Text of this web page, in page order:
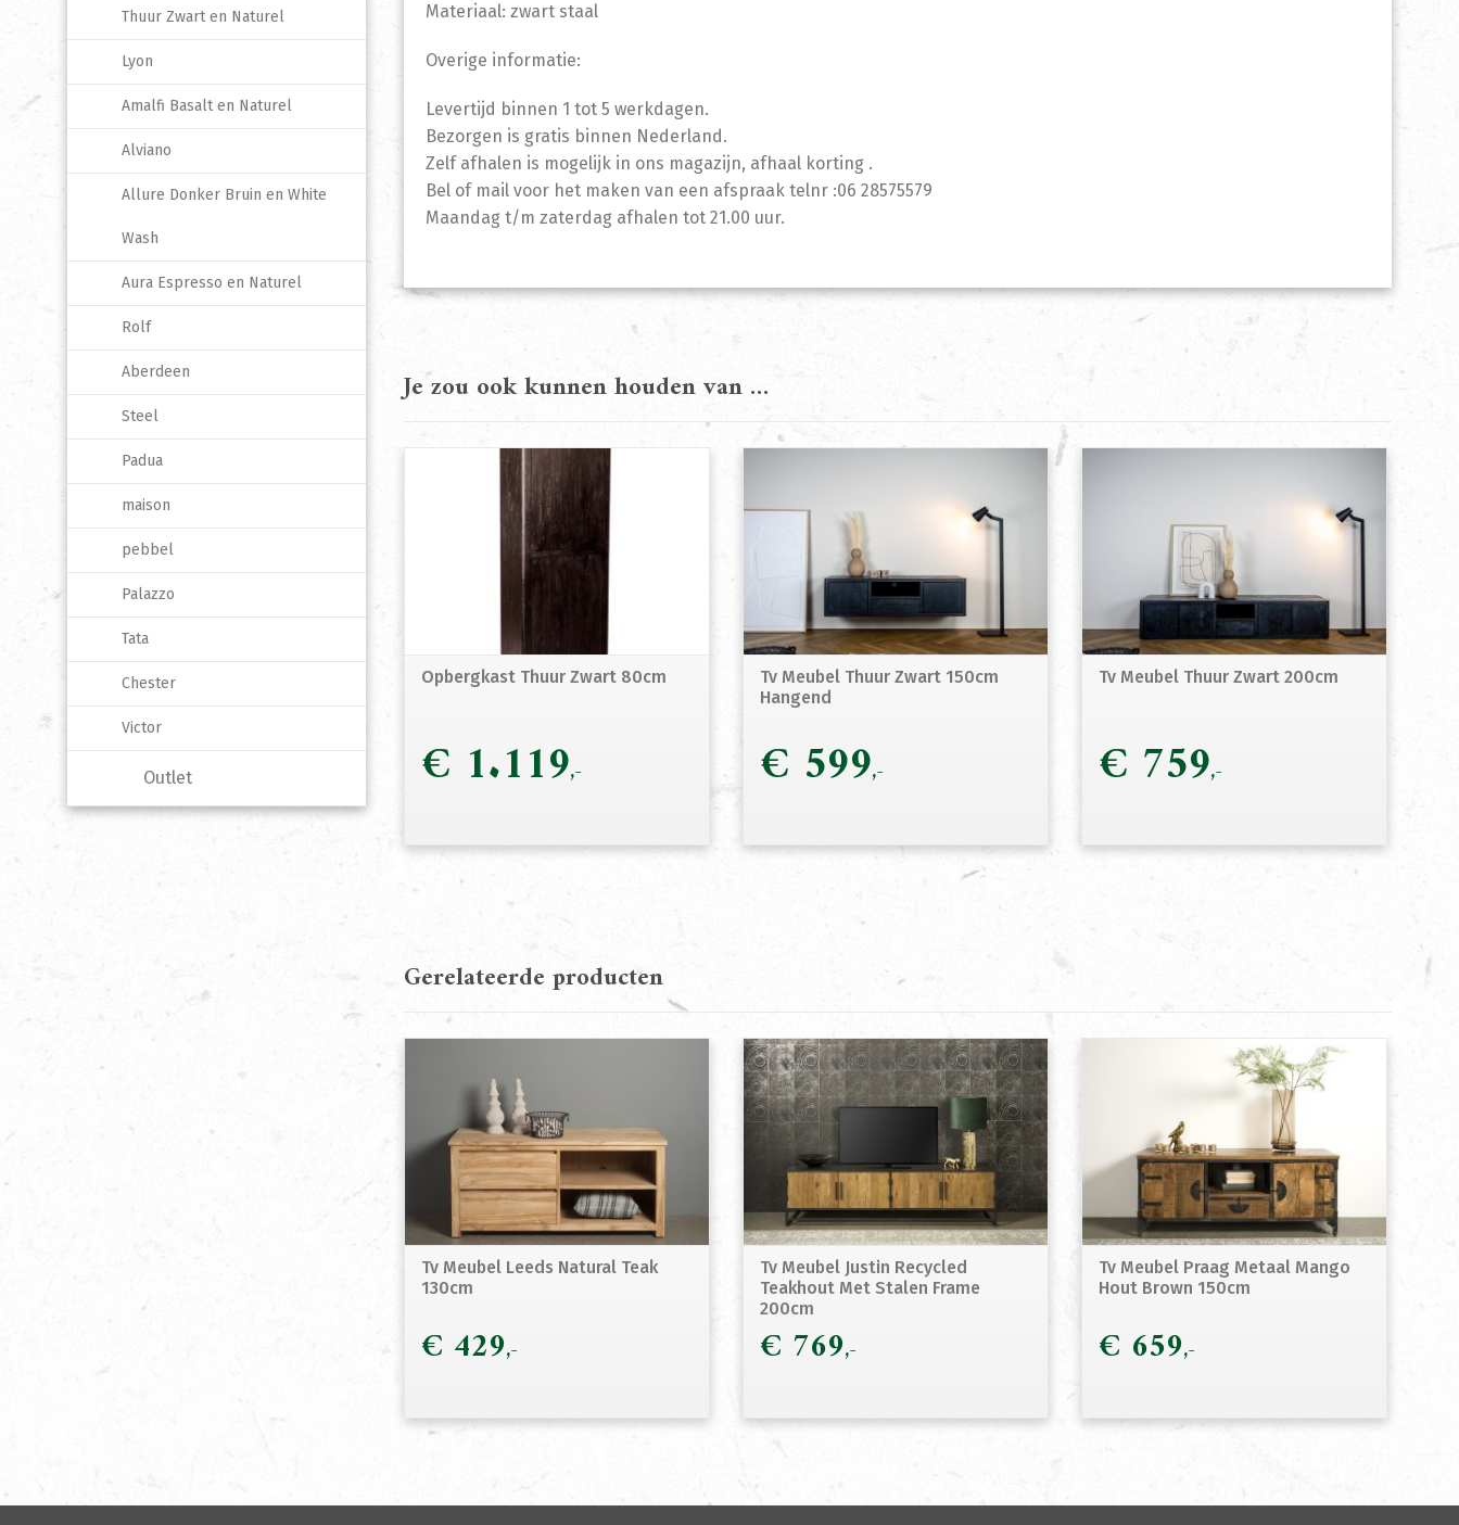
Materiaal: zwart staal
Overige informatie:
Levertijd binnen 1 tot 5 werkdagen.
Bezorgen is gratis binnen Nederland.
Zelf afhalen is mogelijk in ons magazijn, afhaal korting .
Bel of mail voor het maken van een afspraak telnr :06 28575579
Maandag t/m zaterdag afhalen tot 21.00 uur.
Je zou ook kunnen houden van …
Opbergkast Thuur Zwart 80cm
€ 1.119
Tv Meubel Thuur Zwart 150cm
Hangend
€ 599
Tv Meubel Thuur Zwart 200cm
€ 759
Gerelateerde producten
Tv Meubel Leeds Natural Teak
130cm
€ 429
Tv Meubel Justin Recycled
Teakhout Met Stalen Frame
200cm
€ 769
Tv Meubel Praag Metaal Mango
Hout Brown 150cm
€ 659
Thuur Zwart en Naturel
Lyon
Amalfi Basalt en Naturel
Alviano
Allure Donker Bruin en White
Wash
Aura Espresso en Naturel
Rolf
Aberdeen
Steel
Padua
maison
pebbel
Palazzo
Tata
Chester
Victor
Outlet